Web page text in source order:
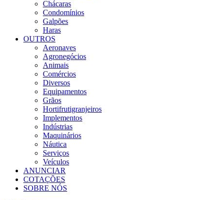
Chácaras
Condomínios
Galpões
Haras
OUTROS
Aeronaves
Agronegócios
Animais
Comércios
Diversos
Equipamentos
Grãos
Hortifrutigranjeiros
Implementos
Indústrias
Maquinários
Náutica
Serviços
Veículos
ANUNCIAR
COTAÇÕES
SOBRE NÓS